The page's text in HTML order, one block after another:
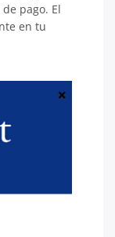
pago. El
en tu